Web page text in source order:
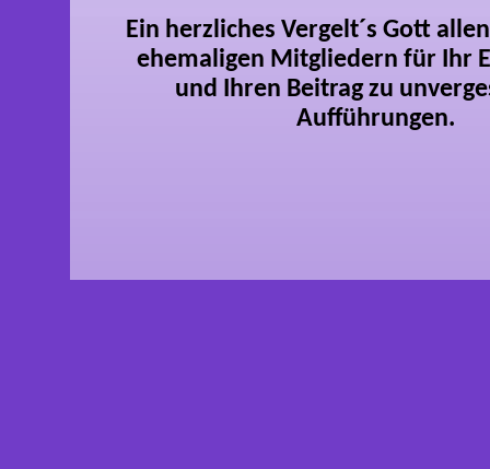
Ein herzliches Vergelt´s Gott
ehemaligen Mitgliedern für Ihr
und Ihren Beitrag zu
Aufführungen.